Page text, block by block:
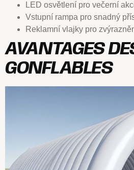
LED osvětlení pro večerní
Vstupní rampa pro snadný
Reklamní vlajky pro
AVANTAGES
GONFLABLES